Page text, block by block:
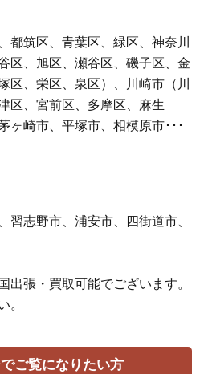
都筑区、青葉区、緑区、神奈川
区、旭区、瀬谷区、磯子区、金
区、栄区、泉区）、川崎市（川
区、宮前区、多摩区、麻生
ヶ崎市、平塚市、相模原市･･･
習志野市、浦安市、四街道市、
出張・買取可能でございます。
。
ご覧になりたい方